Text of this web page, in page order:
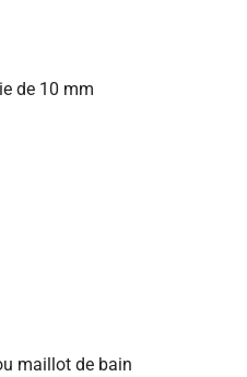
de 10 mm
maillot de bain